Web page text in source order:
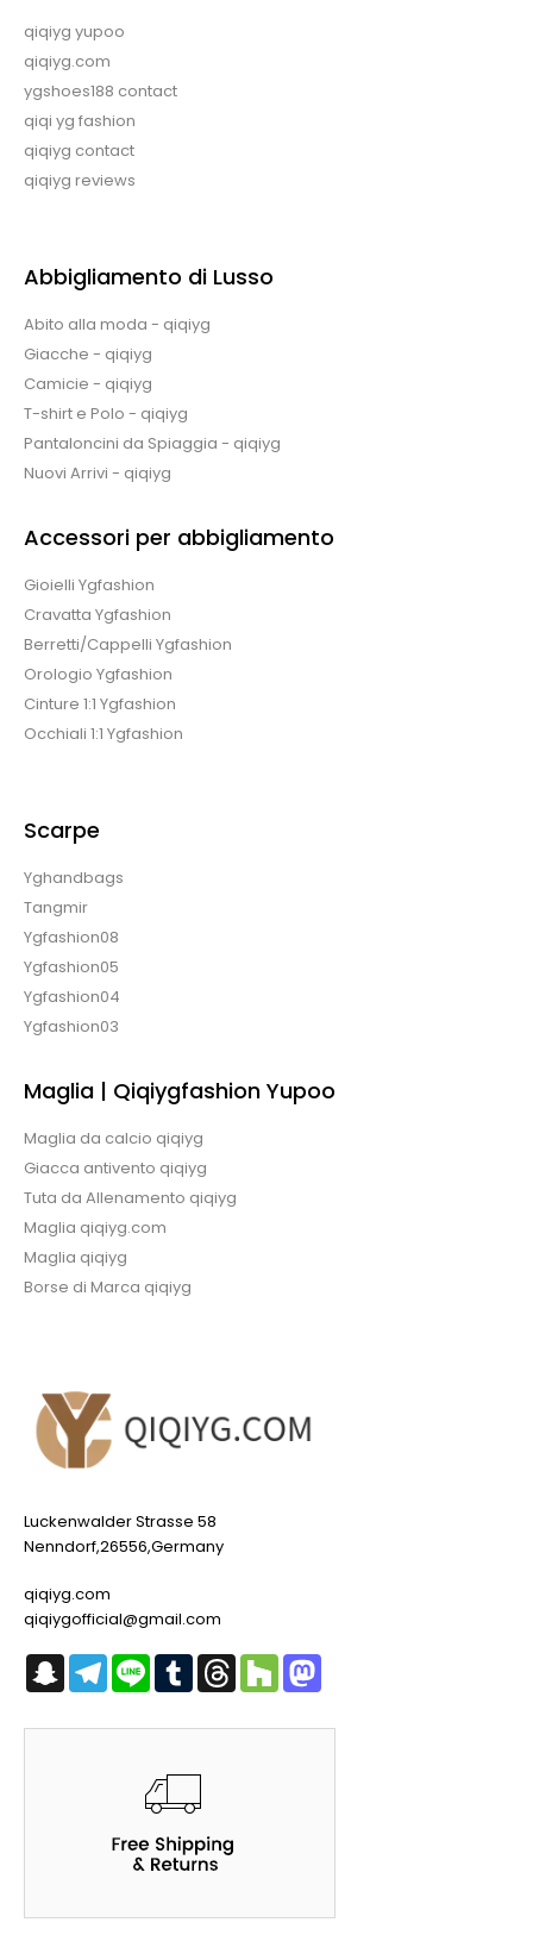
qiqiyg yupoo
qiqiyg.com
ygshoes188 contact
qiqi yg fashion
qiqiyg contact
qiqiyg reviews
Abbigliamento di Lusso
Abito alla moda - qiqiyg
Giacche - qiqiyg
Camicie - qiqiyg
T-shirt e Polo - qiqiyg
Pantaloncini da Spiaggia - qiqiyg
Nuovi Arrivi - qiqiyg
Accessori per abbigliamento
Gioielli Ygfashion
Cravatta Ygfashion
Berretti/Cappelli Ygfashion
Orologio Ygfashion
Cinture 1:1 Ygfashion
Occhiali 1:1 Ygfashion
Scarpe
Yghandbags
Tangmir
Ygfashion08
Ygfashion05
Ygfashion04
Ygfashion03
Maglia | Qiqiygfashion Yupoo
Maglia da calcio qiqiyg
Giacca antivento qiqiyg
Tuta da Allenamento qiqiyg
Maglia qiqiyg.com
Maglia qiqiyg
Borse di Marca qiqiyg
Luckenwalder Strasse 58
Nenndorf,26556,Germany
qiqiyg.com
qiqiygofficial@gmail.com
SnapchatTelegram
Line TumblrThreadsHouzz